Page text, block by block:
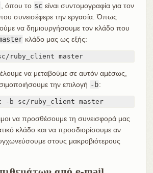
, όπου το sc είναι συντομογραφία για τον
συνεισέφερε την εργασία. Όπως
να δημιουργήσουμε τον κλάδο που
κλάδο μας ως εξής:
ruby_client master
να μεταβούμε σε αυτόν αμέσως,
την επιλογή -b:
-b sc/ruby_client master
να προσθέσουμε τη συνεισφορά μας
κλάδο και να προσδιορίσουμε αν
στους μακροβιότερους